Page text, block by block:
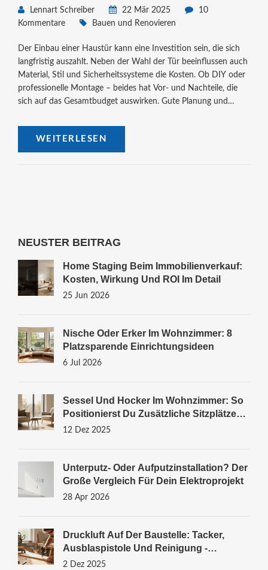
Lennart Schreiber 22 Mär 2025
10
Kommentare
Bauen und Renovieren
Der Einbau einer Haustür kann eine Investition sein, die sich
langfristig auszahlt. Neben der Wahl der Tür beeinflussen auch
Material, Stil und Sicherheitssysteme die Kosten. Ob DIY oder
professionelle Montage – beides hat Vor- und Nachteile, die
sich auf das Gesamtbudget auswirken. Gute Planung und
vermeiden. Entdecken Sie praktische Tipps und wichtige
Überlegungen, die Ihnen helfen, kluge Entscheidungen zu
treffen.
WEITERLESEN
NEUSTER BEITRAG
Home Staging Beim Immobilienverkauf:
Kosten, Wirkung Und ROI Im Detail
25 Jun 2026
Nische Oder Erker Im Wohnzimmer: 8
Platzsparende Einrichtungsideen
6 Jul 2026
Sessel Und Hocker Im Wohnzimmer: So
Positionierst Du Zusätzliche Sitzplätze
Perfekt
12 Dez 2025
Unterputz- Oder Aufputzinstallation? Der
Große Vergleich Für Dein Elektroprojekt
28 Apr 2026
Druckluft Auf Der Baustelle: Tacker,
Ausblaspistole Und Reinigung -
Praxisguide Für Handwerker
2 Dez 2025